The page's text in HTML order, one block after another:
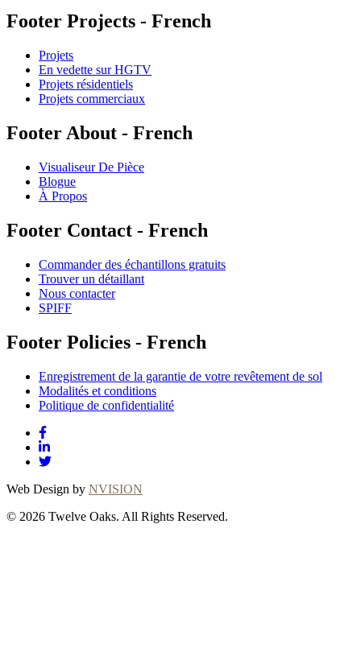
Footer Projects - French
Projets
En vedette sur HGTV
Projets résidentiels
Projets commerciaux
Footer About - French
Visualiseur De Pièce
Blogue
À Propos
Footer Contact - French
Commander des échantillons gratuits
Trouver un détaillant
Nous contacter
SPIFF
Footer Policies - French
Enregistrement de la garantie de votre revêtement de sol
Modalités et conditions
Politique de confidentialité
Web Design by NVISION
© 2026 Twelve Oaks. All Rights Reserved.